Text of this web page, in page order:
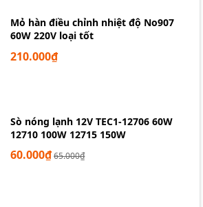
Mỏ hàn điều chỉnh nhiệt độ No907
60W 220V loại tốt
210.000₫
Sò nóng lạnh 12V TEC1-12706 60W
12710 100W 12715 150W
60.000₫65.000₫